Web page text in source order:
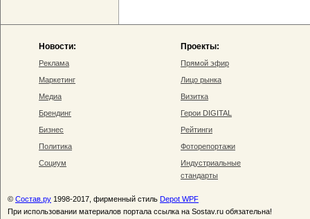
Новости:
Реклама
Маркетинг
Медиа
Брендинг
Бизнес
Политика
Социум
Проекты:
Прямой эфир
Лицо рынка
Визитка
Герои DIGITAL
Рейтинги
Фоторепортажи
Индустриальные
стандарты
© Состав.ру 1998-2017, фирменный стиль Depot WPF
При использовании материалов портала ссылка на Sostav.ru обязательна!